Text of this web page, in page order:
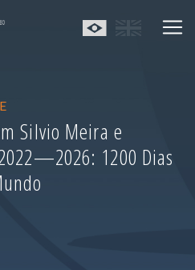
Silvio Meira e
1200 Dias